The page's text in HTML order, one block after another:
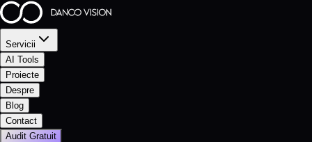
Servicii
AI Tools
Proiecte
Despre
Blog
Contact
Audit Gratuit